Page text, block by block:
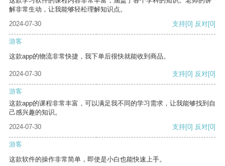
解非常生动，让我能够轻松理解知识点。
2024-07-30
支持[0] 反对[0]
游客
这款app的物流非常快捷，我下单后很快就能收到商品。
2024-07-30 支持[0] 反对[0]
游客
这款app的课程非常丰富，可以满足我不同的学习需求，让我能够找到自
己感兴趣的知识。
2024-07-30
支持[0] 反对[0]
游客
这款软件的操作非常简单，即使是小白也能快速上手。